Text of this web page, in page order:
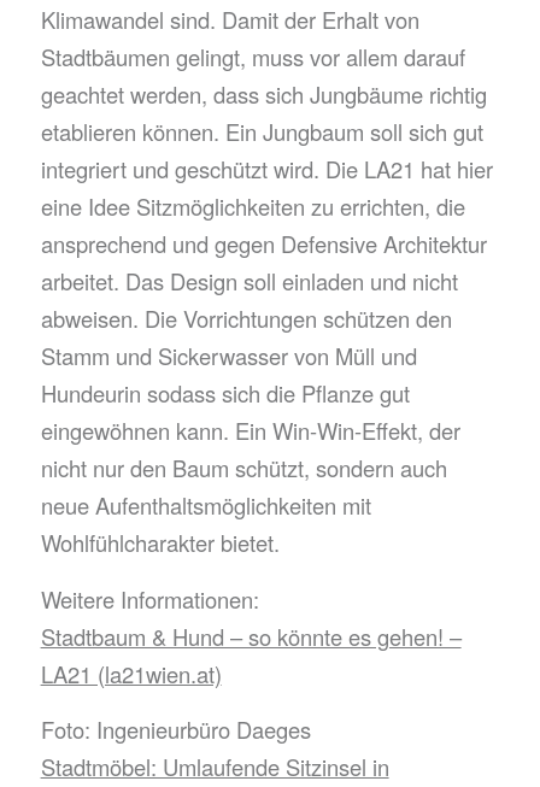
Klimawandel sind. Damit der Erhalt von
Stadtbäumen gelingt, muss vor allem darauf
geachtet werden, dass sich Jungbäume richtig
etablieren können. Ein Jungbaum soll sich gut
integriert und geschützt wird. Die LA21 hat hier
eine Idee Sitzmöglichkeiten zu errichten, die
ansprechend und gegen Defensive Architektur
arbeitet. Das Design soll einladen und nicht
abweisen. Die Vorrichtungen schützen den
Stamm und Sickerwasser von Müll und
Hundeurin sodass sich die Pflanze gut
eingewöhnen kann. Ein Win-Win-Effekt, der
nicht nur den Baum schützt, sondern auch
neue Aufenthaltsmöglichkeiten mit
Wohlfühlcharakter bietet.
Weitere Informationen:
Stadtbaum & Hund – so könnte es gehen! –
LA21 (la21wien.at)
Foto: Ingenieurbüro Daeges
Stadtmöbel: Umlaufende Sitzinsel in